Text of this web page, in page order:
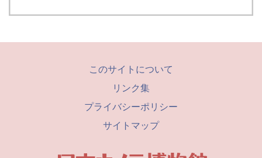
このサイトについて
リンク集
プライバシーポリシー
サイトマップ